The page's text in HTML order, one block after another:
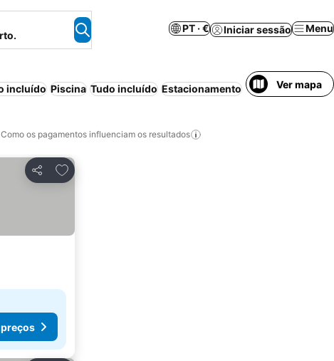
PT · € Iniciar sessão Menu
incluído Piscina Tudo incluído Estacionamento Praia Aparthotel
Ver mapa
Como os pagamentos influenciam os resultados
Partilhar
Adicionar aos favoritos